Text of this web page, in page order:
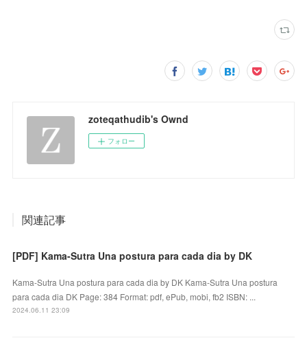
zoteqathudib's Ownd
フォロー
関連記事
[PDF] Kama-Sutra Una postura para cada dia by DK
Kama-Sutra Una postura para cada dia by DK Kama-Sutra Una postura
para cada dia DK Page: 384 Format: pdf, ePub, mobi, fb2 ISBN: ...
2024.06.11 23:09